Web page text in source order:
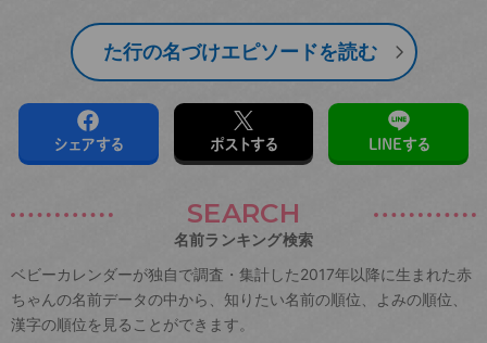
た行の名づけエピソードを読む
シェアする ポストする LINEする
SEARCH
名前ランキング検索
ベビーカレンダーが独自で調査・集計した2017年以降に生まれた赤
ちゃんの名前データの中から、知りたい名前の順位、よみの順位、
漢字の順位を見ることができます。